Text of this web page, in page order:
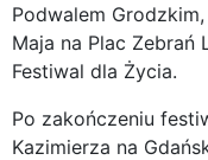
Podwalem
Maja na Plac
Festiwal dla Życia.
Po zakończeniu
Kazimierza na